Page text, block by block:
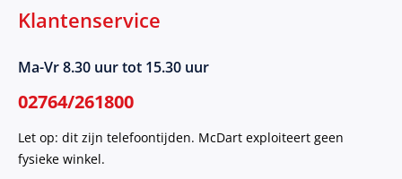
Klantenservice
Ma-Vr 8.30 uur tot 15.30 uur
02764/261800
Let op: dit zijn telefoontijden. McDart exploiteert geen
fysieke winkel.